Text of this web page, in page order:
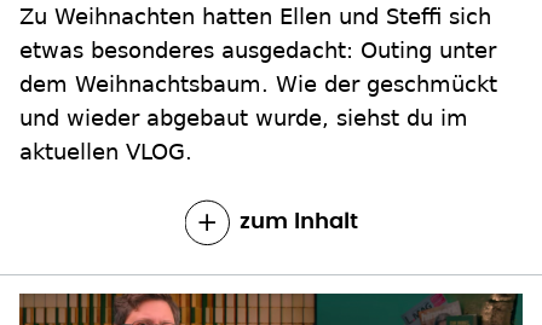
Zu Weihnachten hatten Ellen und Steffi sich
etwas besonderes ausgedacht: Outing unter
dem Weihnachtsbaum. Wie der geschmückt
und wieder abgebaut wurde, siehst du im
aktuellen VLOG.
zum Inhalt